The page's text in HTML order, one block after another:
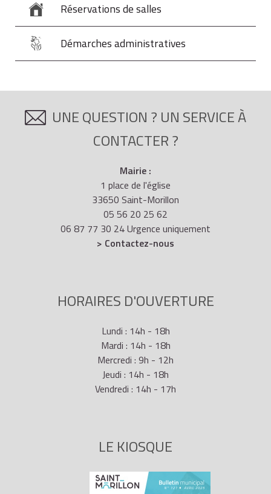
Réservations de salles
Démarches administratives
UNE QUESTION ? UN SERVICE À
CONTACTER ?
Mairie :
1 place de l'église
33650 Saint-Morillon
05 56 20 25 62
06 87 77 30 24 Urgence uniquement
> Contactez-nous
HORAIRES D'OUVERTURE
Lundi : 14h - 18h
Mardi : 14h - 18h
Mercredi : 9h - 12h
Jeudi : 14h - 18h
Vendredi : 14h - 17h
LE KIOSQUE